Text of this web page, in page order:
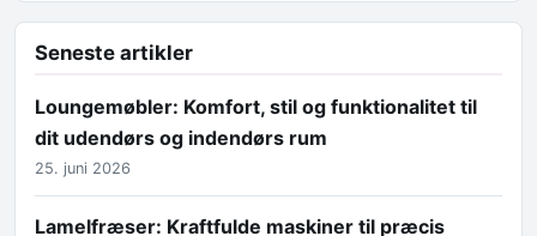
Seneste artikler
Loungemøbler: Komfort, stil og funktionalitet til
dit udendørs og indendørs rum
25. juni 2026
Lamelfræser: Kraftfulde maskiner til præcis